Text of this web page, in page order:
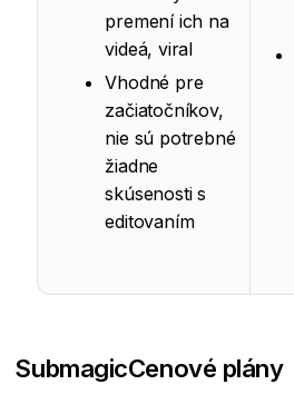
premení ich na
videá, viral
Vhodné pre
začiatočníkov,
nie sú potrebné
žiadne
skúsenosti s
editovaním
SubmagicCenové plány